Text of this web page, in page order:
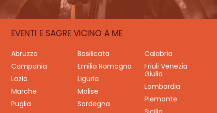
EVENTI E SAGRE VICINO A ME
Abruzzo Basilicata
Calabria
Campania
Emilia Romagna
Friuli Venezia
Giulia
Lazio
Liguria
Lombardia
Marche
Molise
Piemonte
Puglia
Sardegna